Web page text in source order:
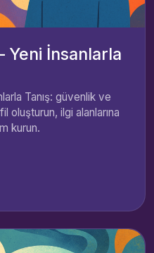
Yeni İnsanlarla
Tanış: güvenlik ve
oluşturun, ilgi alanlarına
kurun.